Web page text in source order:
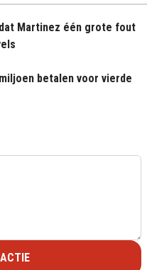
Martinez één grote fout
betalen voor vierde